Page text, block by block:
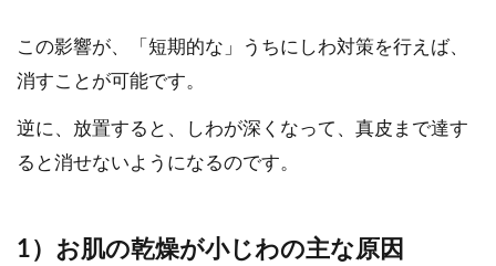
この影響が、「短期的な」うちにしわ対策を行えば、
消すことが可能です。
逆に、放置すると、しわが深くなって、真皮まで達す
ると消せないようになるのです。
1）お肌の乾燥が小じわの主な原因